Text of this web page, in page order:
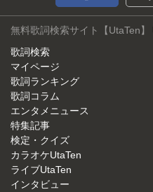
無料歌詞検索サイト【UtaTen】
歌詞検索
マイページ
歌詞ランキング
歌詞コラム
エンタメニュース
特集記事
検定・クイズ
カラオケUtaTen
ライブUtaTen
インタビュー